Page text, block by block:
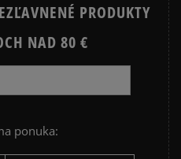
PRODUKTY
NAD 80 €
ponuka: